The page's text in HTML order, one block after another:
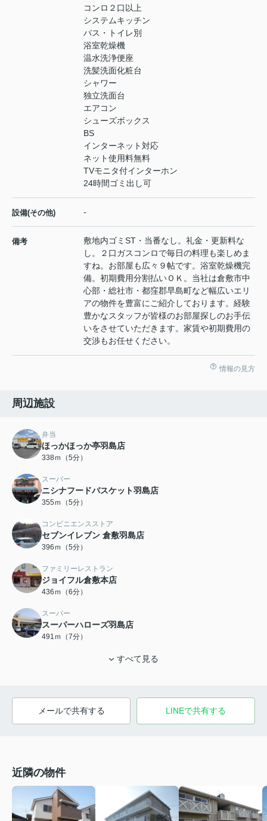
コンロ２口以上
システムキッチン
バス・トイレ別
浴室乾燥機
温水洗浄便座
洗髪洗面化粧台
シャワー
独立洗面台
エアコン
シューズボックス
BS
インターネット対応
ネット使用料無料
TVモニタ付インターホン
24時間ゴミ出し可
設備(その他) -
備考
敷地内ゴミST・当番なし。礼金・更新料な
し。２口ガスコンロで毎日の料理も楽しめま
すね。お部屋も広々９帖です。浴室乾燥機完
備。初期費用分割払いＯＫ。当社は倉敷市中
心部・総社市・都窪郡早島町など幅広いエリ
アの物件を豊富にご紹介しております。経験
豊かなスタッフが皆様のお部屋探しのお手伝
いをさせていただきます。家賃や初期費用の
交渉もお任せください。
情報の見方
周辺施設
弁当
ほっかほっか亭羽島店
338ｍ（5分）
スーパー
ニシナフードバスケット羽島店
355ｍ（5分）
コンビニエンスストア
セブンイレブン 倉敷羽島店
396ｍ（5分）
ファミリーレストラン
ジョイフル倉敷本店
436ｍ（6分）
スーパー
スーパーハローズ羽島店
491ｍ（7分）
すべて見る
メールで共有する LINEで共有する
近隣の物件